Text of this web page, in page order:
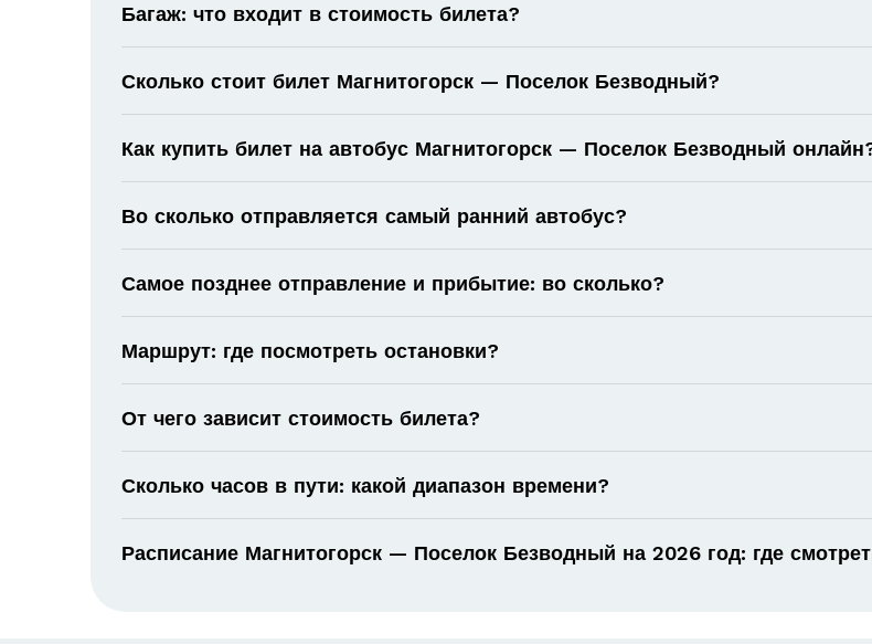
Багаж: что входит в стоимость билета?
Сколько стоит билет Магнитогорск — Поселок Безводный?
Как купить билет на автобус Магнитогорск — Поселок Безводный
Во сколько отправляется самый ранний автобус?
Самое позднее отправление и прибытие: во сколько?
Маршрут: где посмотреть остановки?
От чего зависит стоимость билета?
Сколько часов в пути: какой диапазон времени?
Расписание Магнитогорск — Поселок Безводный на 2026 год: где